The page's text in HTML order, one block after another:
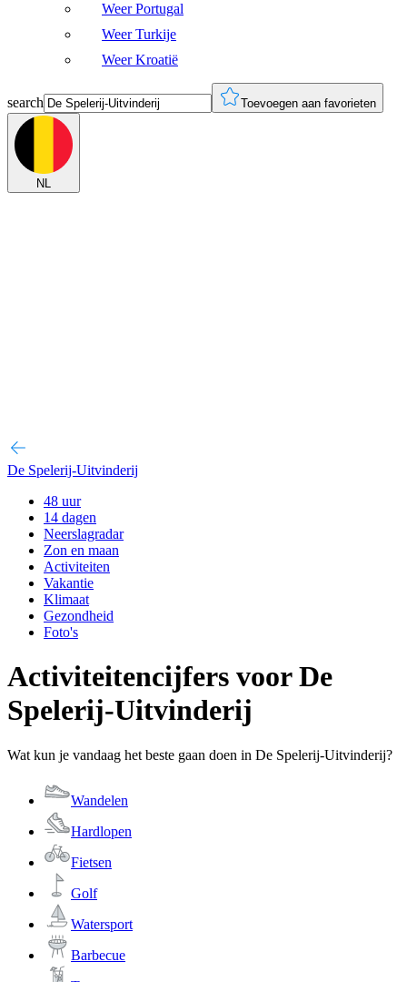
Weer Portugal
Weer Turkije
Weer Kroatië
search Toevoegen aan favorieten
NL
De Spelerij-Uitvinderij
48 uur
14 dagen
Neerslagradar
Zon en maan
Activiteiten
Vakantie
Klimaat
Gezondheid
Foto's
Activiteitencijfers voor De
Spelerij-Uitvinderij
Wat kun je vandaag het beste gaan doen in De Spelerij-Uitvinderij?
Wandelen
Hardlopen
Fietsen
Golf
Watersport
Barbecue